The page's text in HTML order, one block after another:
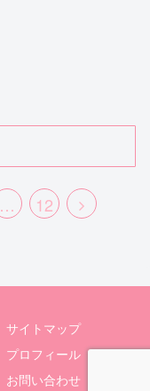
… 12
次
サイトマップ
プロフィール
お問い合わせ